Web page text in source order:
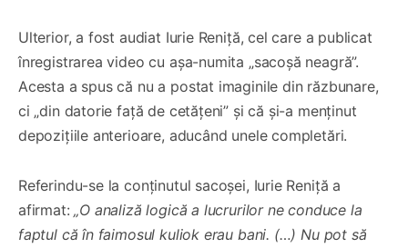
Ulterior, a fost audiat Iurie Reniță, cel care a publicat
înregistrarea video cu așa-numita „sacoșă neagră”.
Acesta a spus că nu a postat imaginile din răzbunare,
ci „din datorie față de cetățeni” și că și-a menținut
depozițiile anterioare, aducând unele completări.
Referindu-se la conținutul sacoșei, Iurie Reniță a
afirmat:„O analiză logică a lucrurilor ne conduce la
faptul că în faimosul kuliok erau bani. (…) Nu pot să